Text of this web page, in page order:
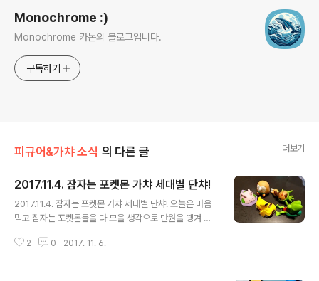
Monochrome :)
Monochrome 카논의 블로그입니다.
구독하기
피규어&가챠 소식 의 다른 글 더보기
2017.11.4. 잠자는 포켓몬 가챠 세대별 단챠!
2017.11.4. 잠자는 포켓몬 가챠 세대별 단챠! 오늘은 마음
먹고 잠자는 포켓몬들을 다 모을 생각으로 만원을 땡겨 써
런데, 가챠의 상태가?!?! 대박... 어떻게 세대별로 다 풀 포
2 0 2017. 11. 6.